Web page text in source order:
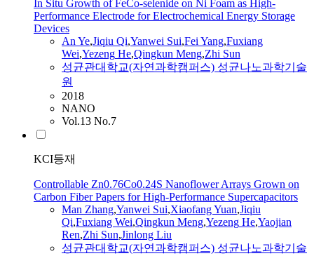
In Situ Growth of FeCo-selenide on Ni Foam as High-
Performance Electrode for Electrochemical Energy Storage
Devices
AnYe,Jiqiu Qi,Yanwei Sui,Fei Yang,Fuxiang
Wei,Yezeng He,Qingkun Meng,Zhi Sun
성균관대학교(자연과학캠퍼스) 성균나노과학기술
원
2018
NANO
Vol.13 No.7
KCI등재
Controllable Zn0.76Co0.24S Nanoflower Arrays Grown on
Carbon Fiber Papers for High-Performance Supercapacitors
Man Zhang,Yanwei Sui,Xiaofang Yuan,Jiqiu
Qi,Fuxiang Wei,Qingkun Meng,Yezeng He,Yaojian
Ren,Zhi Sun,Jinlong Liu
성균관대학교(자연과학캠퍼스) 성균나노과학기술